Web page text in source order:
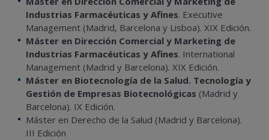
Industrias Farmacéuticas y Afines. Executive
Management (Madrid, Barcelona y Lisboa). XIX Edición.
Máster en Dirección Comercial y Marketing de
Industrias Farmacéuticas y Afines. International
Management (Madrid y Barcelona). XIX Edición.
Máster en Biotecnología de la Salud. Tecnología y
Gestión de Empresas Biotecnológicas (Madrid y
Barcelona). IX Edición.
Máster en Derecho de la Salud (Madrid y Barcelona).
III Edición